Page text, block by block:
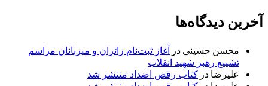
آخرین دیدگاه‌ها
محسن حسینی در آغاز ثبت‌نام زائران و میزبانان مراسم
تشییع رهبر شهید انقلاب
علیرضا در کتاب رقص اضداد منتشر شد